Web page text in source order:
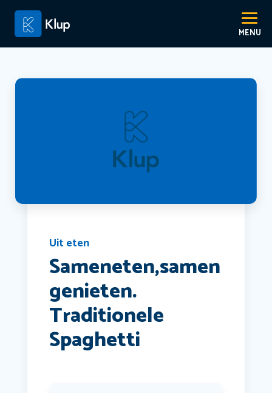
Uit eten
Sameneten,samen
genieten.
Traditionele
Spaghetti